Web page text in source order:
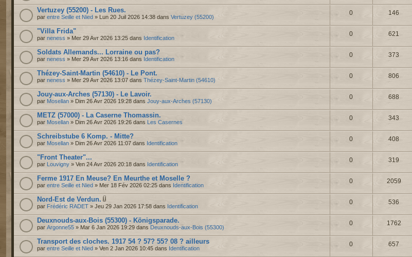
Vertuzey (55200) - Les Rues.
par entre Seille et Nied » Lun 20 Juil 2026 14:38 dans Vertuzey (55200)
0 146
"Villa Frida"
par neness » Mer 29 Avr 2026 13:25 dans Identification
0 621
Soldats Allemands... Lorraine ou pas?
par neness » Mer 29 Avr 2026 13:16 dans Identification
0 373
Thézey-Saint-Martin (54610) - Le Pont.
par neness » Mer 29 Avr 2026 13:07 dans Thézey-Saint-Martin (54610)
0 806
Jouy-aux-Arches (57130) - Le Lavoir.
par Mosellan » Dim 26 Avr 2026 19:28 dans Jouy-aux-Arches (57130)
0 688
METZ (57000) - La Caserne Thomassin.
par Mosellan » Dim 26 Avr 2026 19:26 dans Les Casernes
0 343
Schreibstube 6 Komp. - Mitte?
par Mosellan » Dim 26 Avr 2026 11:07 dans Identification
0 408
"Front Theater"...
par Louvigny » Ven 24 Avr 2026 20:18 dans Identification
0 319
Ferme 1917 En Meuse? En Meurthe et Moselle ?
par entre Seille et Nied » Mer 18 Fév 2026 02:25 dans Identification
0 2059
Nord-Est de Verdun.
par Frédéric RADET » Jeu 29 Jan 2026 17:58 dans Identification
0 536
Deuxnouds-aux-Bois (55300) - Königsparade.
par Argonne55 » Mar 6 Jan 2026 19:29 dans Deuxnouds-aux-Bois (55300)
0 1762
Transport des cloches. 1917 54 ? 57? 55? 08 ? ailleurs
par entre Seille et Nied » Ven 2 Jan 2026 10:45 dans Identification
0 657